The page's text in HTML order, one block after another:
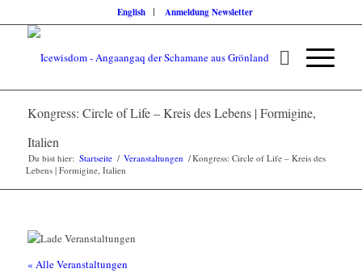
English Anmeldung Newsletter
Kongress: Circle of Life – Kreis des Lebens | Formigine,
Italien
Du bist hier: Startseite / Veranstaltungen /Kongress: Circle of Life – Kreis des
Lebens | Formigine, Italien
« Alle Veranstaltungen